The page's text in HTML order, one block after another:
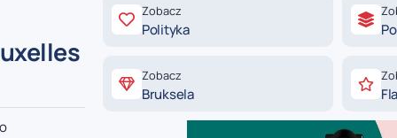
Zobacz
Polityka
Zobacz
Bruksela